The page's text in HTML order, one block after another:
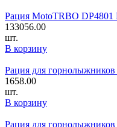
Рация MotoTRBO
133056.00
шт.
В корзину
Рация для
1658.00
шт.
В корзину
Рация для